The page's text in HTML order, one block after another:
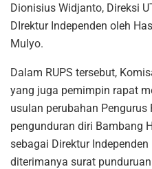
Dionisius Widjanto, Direksi
DIrektur Independen oleh
Mulyo.
Dalam RUPS tersebut,
yang juga pemimpin rapat
usulan perubahan Pengurus
pengunduran diri Bambang
sebagai Direktur
diterimanya surat